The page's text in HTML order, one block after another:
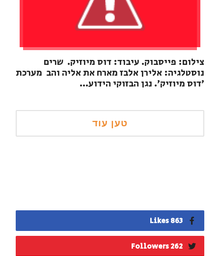
צילום: פייסבוק. עיבוד: דוס מיוזיק. שרים
נוסטלגיה: אלירן אלבז מארח את אליה והב מערכת
'דוס מיוזיק'. נגן הבזוקי הידוע...
863 Likes
262 Followers